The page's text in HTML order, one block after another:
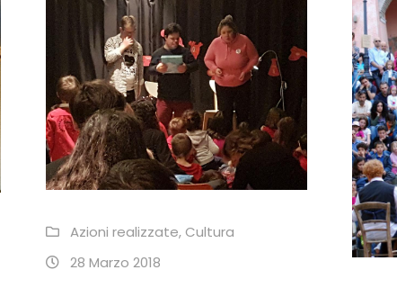
Azioni realizzate, Cultura
28 Marzo 2018